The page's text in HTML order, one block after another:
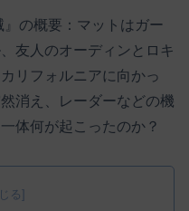
の概要：マットはガー
友人のオーディンとロキ
リフォルニアに向かっ
消え、レーダーなどの機
体何が起こったのか？